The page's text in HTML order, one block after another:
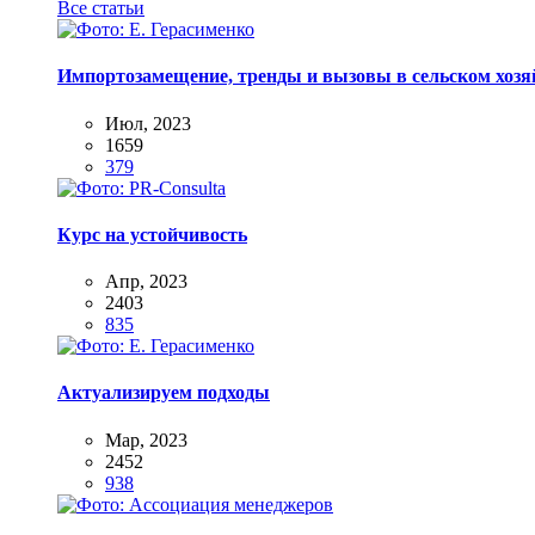
Все статьи
Импортозамещение, тренды и вызовы в сельском
Июл, 2023
1659
379
Курс на устойчивость
Апр, 2023
2403
835
Актуализируем подходы
Мар, 2023
2452
938